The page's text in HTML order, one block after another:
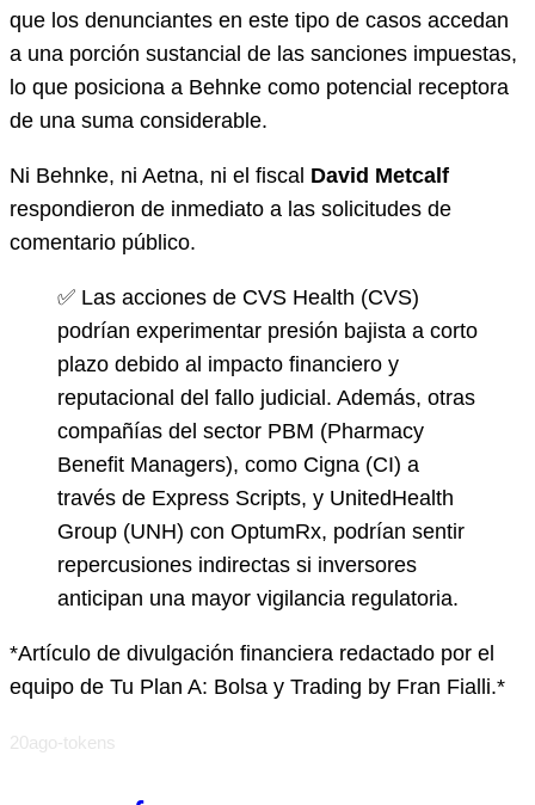
que los denunciantes en este tipo de casos accedan
a una porción sustancial de las sanciones impuestas,
lo que posiciona a Behnke como potencial receptora
de una suma considerable.
Ni Behnke, ni Aetna, ni el fiscal David Metcalf
respondieron de inmediato a las solicitudes de
comentario público.
✅ Las acciones de CVS Health (CVS)
podrían experimentar presión bajista a corto
plazo debido al impacto financiero y
reputacional del fallo judicial. Además, otras
compañías del sector PBM (Pharmacy
Benefit Managers), como Cigna (CI) a
través de Express Scripts, y UnitedHealth
Group (UNH) con OptumRx, podrían sentir
repercusiones indirectas si inversores
anticipan una mayor vigilancia regulatoria.
*Artículo de divulgación financiera redactado por el
equipo de Tu Plan A: Bolsa y Trading by Fran Fialli.*
20ago-tokens